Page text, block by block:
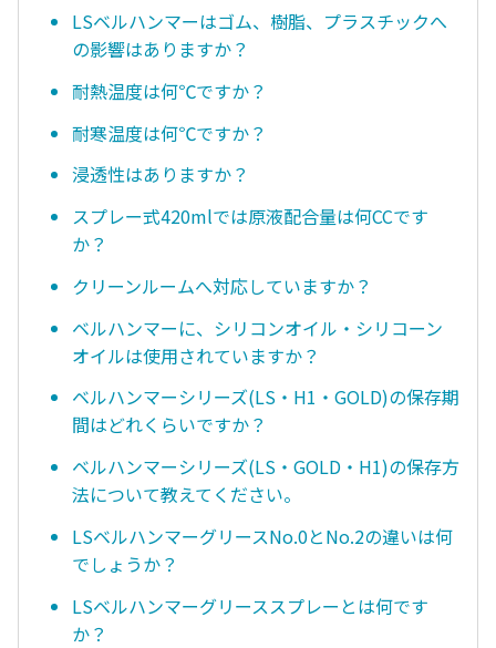
LSベルハンマーはゴム、樹脂、プラスチックへ
の影響はありますか？
耐熱温度は何℃ですか？
耐寒温度は何℃ですか？
浸透性はありますか？
スプレー式420mlでは原液配合量は何CCです
か？
クリーンルームへ対応していますか？
ベルハンマーに、シリコンオイル・シリコーン
オイルは使用されていますか？
ベルハンマーシリーズ(LS・H1・GOLD)の保存期
間はどれくらいですか？
ベルハンマーシリーズ(LS・GOLD・H1)の保存方
法について教えてください。
LSベルハンマーグリースNo.0とNo.2の違いは何
でしょうか？
LSベルハンマーグリーススプレーとは何です
か？